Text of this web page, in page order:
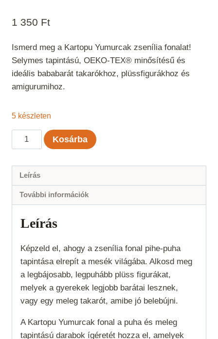
1 350 Ft
Ismerd meg a Kartopu Yumurcak zsenília fonalat!
Selymes tapintású, OEKO-TEX® minősítésű és
ideális bababarát takarókhoz, plüssfigurákhoz és
amigurumihoz.
5 készleten
Kartopu
Yumurcak
Rózsaszín
768
Kosárba
Leírás
További információk
Leírás
Képzeld el, ahogy a zsenília fonal pihe-puha
tapintása elrepít a mesék világába. Alkosd meg
a legbájosabb, legpuhább plüss figurákat,
melyek a gyerekek legjobb barátai lesznek,
vagy egy meleg takarót, amibe jó belebújni.
A Kartopu Yumurcak fonal a puha és meleg
tapintású darabok ígéretét hozza el, amelyek